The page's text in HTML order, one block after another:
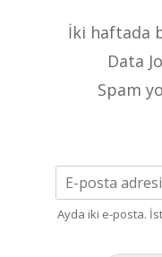
İki haftada
Data
Spam
Ayda iki e-posta.